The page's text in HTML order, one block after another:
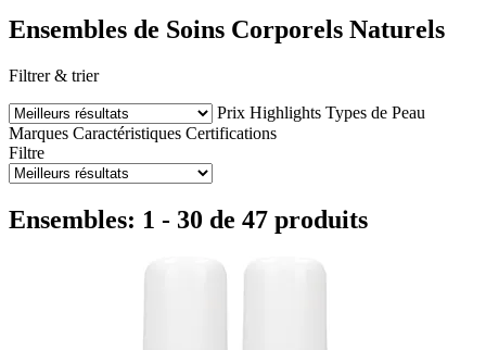
Ensembles de Soins Corporels Naturels
Filtrer & trier
Prix Highlights Types de Peau
Marques Caractéristiques Certifications
Filtre
Ensembles: 1 - 30 de 47 produits